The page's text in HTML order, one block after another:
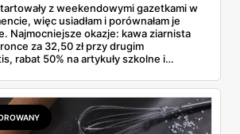
z weekendowymi gazetkami w
więc usiadłam i porównałam je
Najmocniejsze okazje: kawa ziarnista
za 32,50 zł przy drugim
rabat 50% na artykuły szkolne i
ale wyłącznie w sobotę z aplikacją. Aldi
za 2,99 zł. Werdykt w skrócie:
z Biedronki, po świeże warzywa jedź